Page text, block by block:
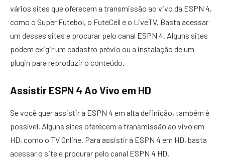
vários sites que oferecem a transmissão ao vivo da ESPN 4,
como o Super Futebol, o FuteCell e o LiveTV. Basta acessar
um desses sites e procurar pelo canal ESPN 4. Alguns sites
podem exigir um cadastro prévio ou a instalação de um
plugin para reproduzir o conteúdo.
Assistir ESPN 4 Ao Vivo em HD
Se você quer assistir à ESPN 4 em alta definição, também é
possível. Alguns sites oferecem a transmissão ao vivo em
HD, como o TV Online. Para assistir à ESPN 4 em HD, basta
acessar o site e procurar pelo canal ESPN 4 HD.